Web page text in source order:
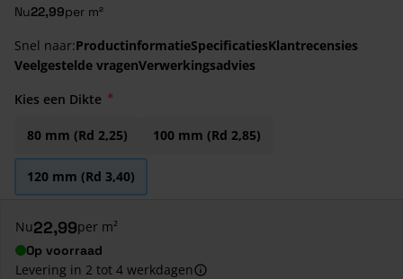
Nu22,99per m²
Snel naar:ProductinformatieSpecificatiesKlantrecensies
Veelgestelde vragenVerwerkingsadvies
Kies een Dikte
80 mm (Rd 2,25) 100 mm (Rd 2,85)
120 mm (Rd 3,40)
Nu22,99per m²
Op voorraad
Levering in 2 tot 4 werkdagen